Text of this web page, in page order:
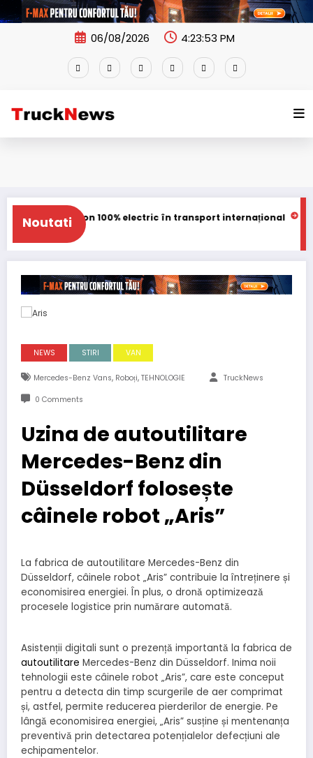
Skip
to
06/08/2026 4:23:54 PM
Noutati
cu un camion 100% electric în transport internațional
NEWS STIRI VAN
Mercedes-Benz Vans, Roboți, TEHNOLOGIE TruckNews
0 Comments
Uzina de autoutilitare
Mercedes-Benz din
Düsseldorf folosește
câinele robot „Aris”
La fabrica de autoutilitare Mercedes-Benz din
Düsseldorf, câinele robot „Aris” contribuie la întreținere și
economisirea energiei. În plus, o dronă optimizează
procesele logistice prin numărare automată.
Asistenții digitali sunt o prezență importantă la fabrica de
autoutilitare Mercedes-Benz din Düsseldorf. Inima noii
tehnologii este câinele robot „Aris”, care este conceput
pentru a detecta din timp scurgerile de aer comprimat
și, astfel, permite reducerea pierderilor de energie. Pe
lângă economisirea energiei, „Aris” susține și mentenanța
preventivă prin detectarea potențialelor defecțiuni ale
echipamentelor.